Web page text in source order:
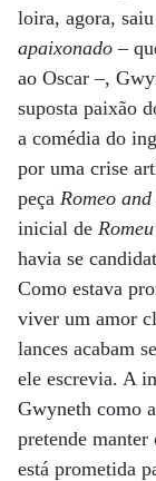
loira, agora,
apaixonado –
ao Oscar –,
suposta paixão
a comédia do
por uma crise
peça Romeo
inicial de
havia se
Como estava
viver um amor
lances acabam
ele escrevia. A
Gwyneth como
pretende
está prometida